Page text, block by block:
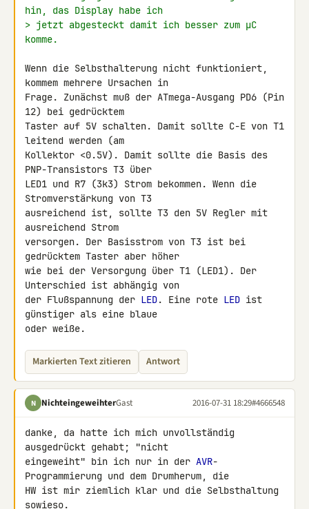
hin, das Display habe ich
> jetzt abgesteckt damit ich besser zum µC
komme.
Wenn die Selbsthalterung nicht funktioniert,
kommem mehrere Ursachen in
Frage. Zunächst muß der ATmega-Ausgang PD6 (Pin
12) bei gedrücktem
Taster auf 5V schalten. Damit sollte C-E von T1
leitend werden (am
Kollektor <0.5V). Damit sollte die Basis des
PNP-Transistors T3 über
LED1 und R7 (3k3) Strom bekommen. Wenn die
Stromverstärkung von T3
ausreichend ist, sollte T3 den 5V Regler mit
ausreichend Strom
versorgen. Der Basisstrom von T3 ist bei
gedrücktem Taster aber höher
wie bei der Versorgung über T1 (LED1). Der
Unterschied ist abhängig von
der Flußspannung der LED. Eine rote LED ist
günstiger als eine blaue
oder weiße.
Markierten Text zitieren Antwort
N NichteingeweihterGast 2016-07-31 18:29#4666548
danke, da hatte ich mich unvollständig
ausgedrückt gehabt; "nicht
eingeweiht" bin ich nur in der AVR-
Programmierung und dem Drumherum, die
HW ist mir ziemlich klar und die Selbsthaltung
sowieso.